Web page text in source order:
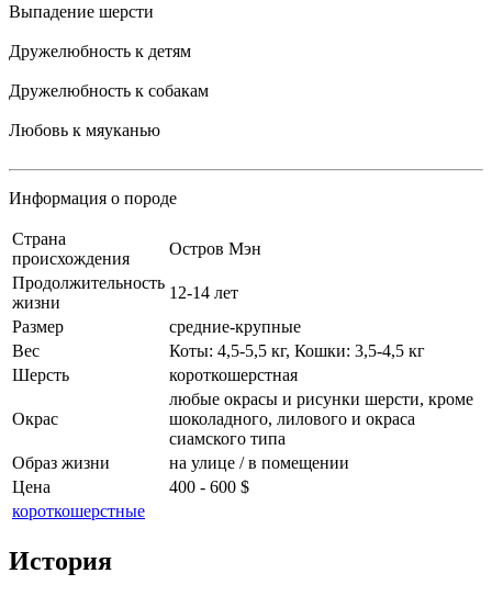
Выпадение шерсти
Дружелюбность к детям
Дружелюбность к собакам
Любовь к мяуканью
Информация о породе
Cтрана
происхождения
Остров Мэн
Продолжительность
жизни
12-14 лет
Размер
средние-крупные
Вес
Коты: 4,5-5,5 кг, Кошки: 3,5-4,5 кг
Шерсть
короткошерстная
Окрас
любые окрасы и рисунки шерсти, кроме
шоколадного, лилового и окраса
сиамского типа
Образ жизни
на улице / в помещении
Цена
400 - 600 $
короткошерстные
История